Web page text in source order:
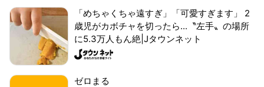
「めちゃくちゃ遠すぎ」「可愛すぎます」 2
歳児がカボチャを切ったら...〝左手〟の場所
に5.3万人もん絶|Jタウンネット
ゼロまる